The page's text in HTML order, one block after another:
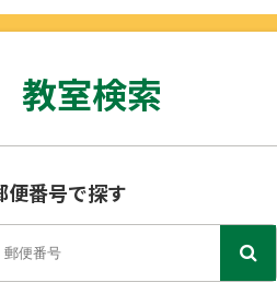
教室検索
便番号で探す